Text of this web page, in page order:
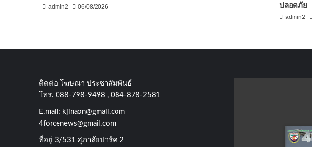
admin2 06/08/2026
ปลอดภัย
admin2
ติดต่อ​ โฆษณา​ ประชาสัมพันธ์
โทร​. 088-798-9498 , 084-878-2581
E.mail: kjinaon@gmail.com
4forcenews@gmail.com
ที่อยู่​ 3/531​ ศุภาลัยปาร์ค​ 2